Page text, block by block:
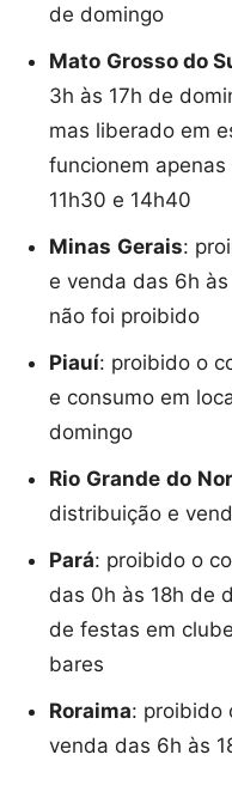
de domingo
Mato Grosso do
3h às 17h de
mas liberado em
funcionem
11h30 e 14h40
Minas Gerais:
e venda das 6h
não foi proibido
Piauí: proibido o
e consumo em
domingo
Rio Grande do
distribuição e
Pará: proibido o
das 0h às 18h de
de festas em
bares
Roraima: proibido
venda das 6h às